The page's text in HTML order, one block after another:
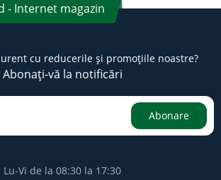
- Internet magazin
cu reducerile și promoțiile noastre?
Abonați-vă la notificări
Abonare
Lu-Vi de la 08:30 la 17:30